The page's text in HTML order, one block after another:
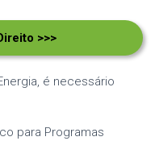
>>>
é necessário
para Programas